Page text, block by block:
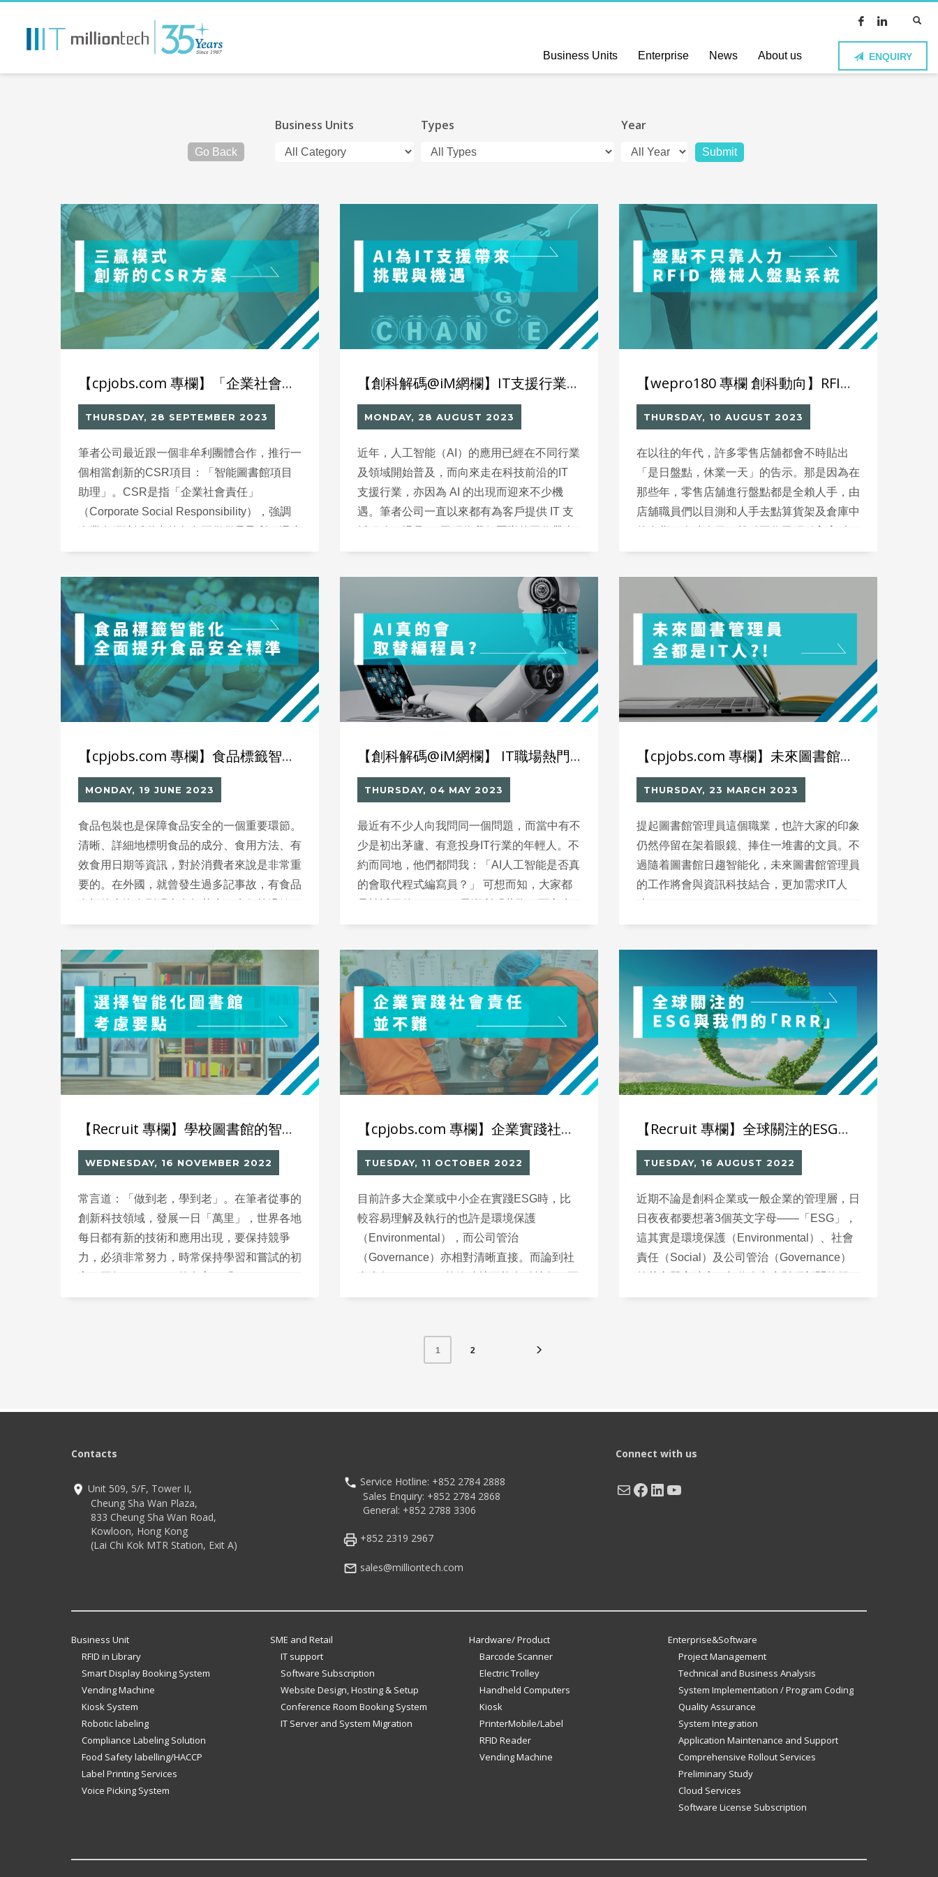
Business Units Enterprise News About us ENQUIRY
Go Back
Business Units Types Year
【cpjobs.com 專欄】「企業社會責任」不應只是捐錢
THURSDAY, 28 SEPTEMBER 2023
筆者公司最近跟一個非牟利團體合作，推行一
個相當創新的CSR項目：「智能圖書館項目
助理」。CSR是指「企業社會責任」
（Corporate Social Responsibility），強調
該承擔一定的社會責任。近年，愈來愈多的企
以及環境保護，成為更具社會價值觀念的組
織。
【創科解碼@iM網欄】IT支援行業的人工智能應用
MONDAY, 28 AUGUST 2023
近年，人工智能（AI）的應用已經在不同行業
及領域開始普及，而向來走在科技前沿的IT
支援行業，亦因為 AI 的出現而迎來不少機
遇。筆者公司一直以來都有為客戶提供 IT 支
不少改變。然而在使用 AI 的過程中，我們亦
知，大家都是被近日的ChatGPT風潮所「薰
【wepro180 專欄 創科動向】RFID + 機械人的零售新世代
THURSDAY, 10 AUGUST 2023
在以往的年代，許多零售店舖都會不時貼出
「是日盤點，休業一天」的告示。那是因為在
那些年，零售店舖進行盤點都是全賴人手，由
店舖職員們以目測和人手去點算貨架及倉庫中
技，再不是只靠人力。不少跨國零售企業都已
盤點工作亦已全面數碼化。
【cpjobs.com 專欄】食品標籤智能化：全面提升食品安全標準
MONDAY, 19 JUNE 2023
食品包裝也是保障食品安全的一個重要環節。
清晰、詳細地標明食品的成分、食用方法、有
效食用日期等資訊，對於消費者來說是非常重
要的。在外國，就曾發生過多記事故，有食品
原，家長不為意而讓有過敏症的小童食用引致
【創科解碼@iM網欄】 IT職場熱門話題 AI真的會取代編程員？
THURSDAY, 04 MAY 2023
最近有不少人向我問同一個問題，而當中有不
少是初出茅廬、有意投身IT行業的年輕人。不
約而同地，他們都問我：「AI人工智能是否真
的會取代程式編寫員？」 可想而知，大家都
疑惑。
【cpjobs.com 專欄】未來圖書館管理員也是IT人？
THURSDAY, 23 MARCH 2023
提起圖書館管理員這個職業，也許大家的印象
仍然停留在架着眼鏡、捧住一堆書的文員。不
過隨着圖書館日趨智能化，未來圖書館管理員
的工作將會與資訊科技結合，更加需求IT人
【Recruit 專欄】學校圖書館的智能化大趨勢
WEDNESDAY, 16 NOVEMBER 2022
常言道：「做到老，學到老」。在筆者從事的
創新科技領域，發展一日「萬里」，世界各地
每日都有新的技術和應用出現，要保持競爭
力，必須非常努力，時常保持學習和嘗試的初
Stay Foolish.」。 正當筆者公司努力推廣
【cpjobs.com 專欄】企業實踐社會責任並不難
TUESDAY, 11 OCTOBER 2022
目前許多大企業或中小企在實踐ESG時，比
較容易理解及執行的也許是環境保護
（Environmental），而公司管治
（Governance）亦相對清晰直接。而論到社
少公司管理層，誤以為實踐社會責任就是捐一
數，有為做而做的心態。 企業要實踐社會責
任，當然沒有那麼簡單。ESG所定義的社會
【Recruit 專欄】全球關注的ESG與我們的「RRR」
TUESDAY, 16 AUGUST 2022
近期不論是創科企業或一般企業的管理層，日
日夜夜都要想著3個英文字母——「ESG」，
這其實是環境保護（Environmental）、社會
責任（Social）及公司管治（Governance）
友，都會經常看到ESG這個流行新詞。 ESG
示，ESG評分愈高的公司，當遇上金融危機
1 2
Contacts
Unit 509, 5/F, Tower II,
Cheung Sha Wan Plaza,
833 Cheung Sha Wan Road,
Kowloon, Hong Kong
(Lai Chi Kok MTR Station, Exit A)
Service Hotline: +852 2784 2888
Sales Enquiry: +852 2784 2868
General: +852 2788 3306
+852 2319 2967
sales@milliontech.com
Connect with us
MailFacebook
LinkedIn
YouTube
Business Unit
RFID in Library
Smart Display Booking System
Vending Machine
Kiosk System
Robotic labeling
Compliance Labeling Solution
Food Safety labelling/HACCP
Label Printing Services
Voice Picking System
SME and Retail
IT support
Software Subscription
Website Design, Hosting & Setup
Conference Room Booking System
IT Server and System Migration
Hardware/ Product
Barcode Scanner
Electric Trolley
Handheld Computers
Kiosk
PrinterMobile/Label
RFID Reader
Vending Machine
Enterprise&Software
Project Management
Technical and Business Analysis
System Implementation / Program Coding
Quality Assurance
System Integration
Application Maintenance and Support
Comprehensive Rollout Services
Preliminary Study
Cloud Services
Software License Subscription